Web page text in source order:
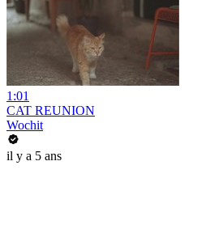
1:01
CAT REUNION
Wochit
il y a 5 ans